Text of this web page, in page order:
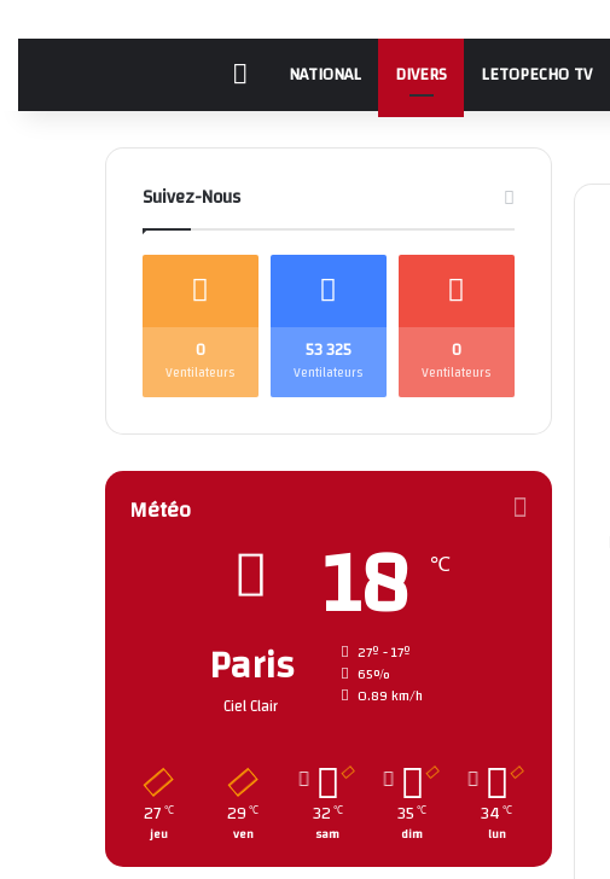
AccueilNATIONAL DIVERS LETOPECHO TV
Suivez-Nous
0
Ventilateurs
53 325
Ventilateurs
0
Ventilateurs
Météo
Paris
Ciel Clair
18 ℃
27º - 17º
65%
0.89 km/h
27 ℃
jeu
29℃
ven
32 ℃
sam
35 ℃
dim
34 ℃
lun